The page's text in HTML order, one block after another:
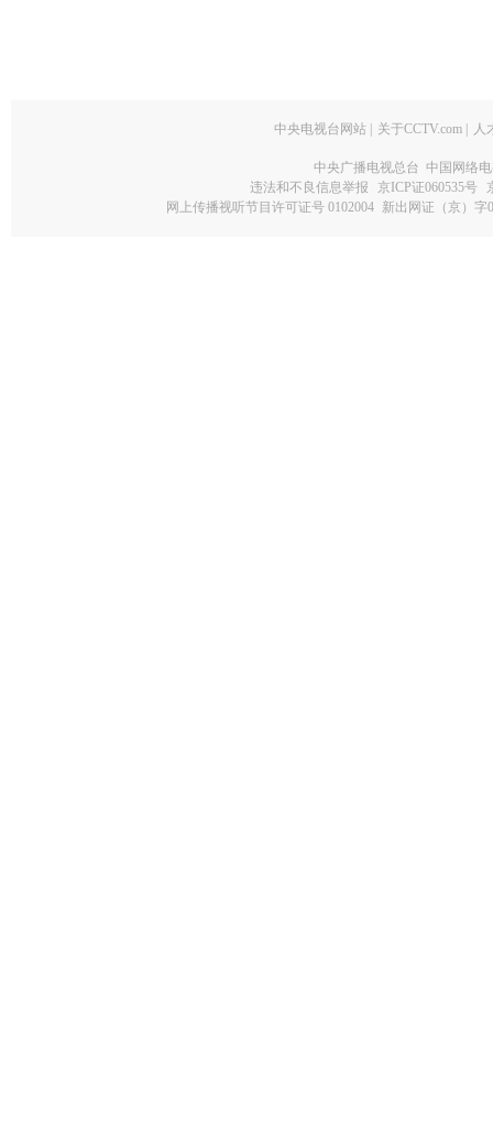
中央电视台网站 关于CCTV.com 人
中央广播电视总台 中国网络
违法和不良信息举报
京ICP证060535号
网上传播视听节目许可证号 0102004 新出网证（京）